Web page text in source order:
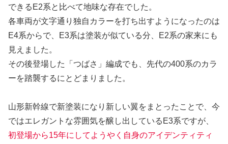
できるE2系と比べて地味な存在でした。
各車両が文字通り独自カラーを打ち出すようになったのは
E4系からで、E3系は塗装が似ている分、E2系の家来にも
見えました。
その後登場した「つばさ」編成でも、先代の400系のカラ
ーを踏襲するにとどまりました。
山形新幹線で新塗装になり新しい翼をまとったことで、今
ではエレガントな雰囲気を醸し出しているE3系ですが、
初登場から15年にしてようやく自身のアイデンティティ